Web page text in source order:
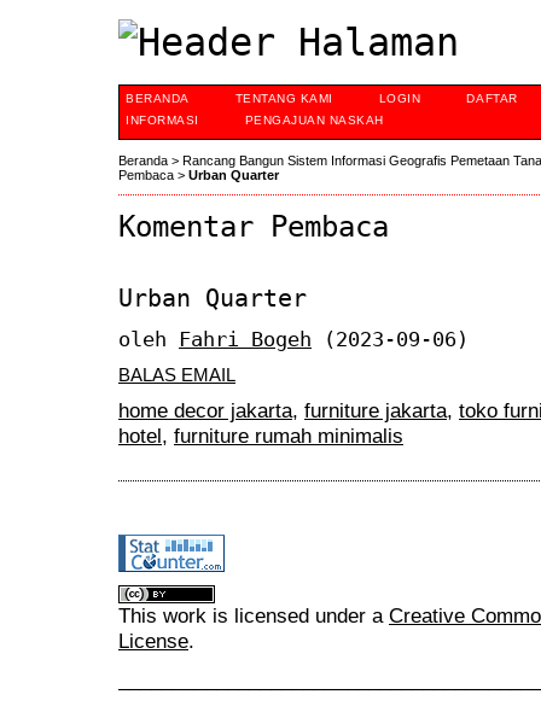
BERANDA TENTANG KAMI LOGIN
DAFTAR
INFORMASI
PENGAJUAN NASKAH
Beranda > Rancang Bangun Sistem Informasi Geografis Pemetaan
Pembaca > Urban Quarter
Komentar Pembaca
Urban Quarter
oleh Fahri Bogeh (2023-09-06)
BALAS EMAIL
home decor jakarta, furniture jakarta, toko
hotel, furniture rumah minimalis
This work is licensed under a Creative
License.